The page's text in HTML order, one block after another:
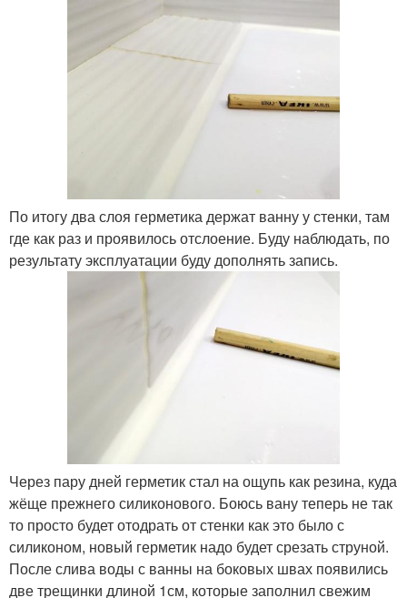
По итогу два слоя герметика держат ванну у стенки, там
где как раз и проявилось отслоение. Буду наблюдать, по
результату эксплуатации буду дополнять запись.
Через пару дней герметик стал на ощупь как резина, куда
жёще прежнего силиконового. Боюсь вану теперь не так
то просто будет отодрать от стенки как это было с
силиконом, новый герметик надо будет срезать струной.
После слива воды с ванны на боковых швах появились
две трещинки длиной 1см, которые заполнил свежим